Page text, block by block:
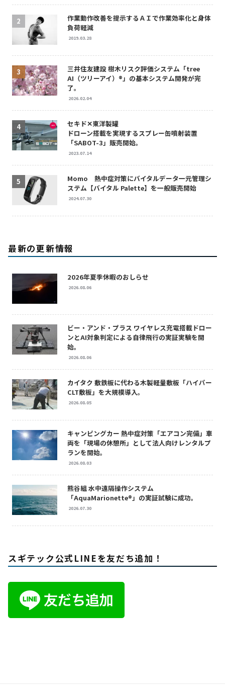
作業動作改善を提示するＡＩで作業効率化と身体
負荷軽減
2019.03.28
三井住友建設 樹木リスク評価システム「tree
AI（ツリーアイ）®」の基本システム開発が完
了。
2026.02.04
セキド✕東洋製罐
ドローン搭載を実現するスプレー缶噴射装置
「SABOT-3」販売開始。
2023.07.14
Momo 熱中症対策にバイタルデータ一元管理シ
ステム【バイタル Palette】を一般販売開始
2024.07.30
最新の更新情報
2026年夏季休暇のおしらせ
2026.08.06
ビー・アンド・プラス ワイヤレス充電搭載ドロー
ンとAI対象判定による自律飛行の実証実験を開
始。
2026.08.06
カイタク 敷鉄板に代わる木製軽量敷板「ハイパー
CLT敷板」を大規模導入。
2026.08.05
キャンピングカー 熱中症対策「エアコン完備」車
両を「現場の休憩所」として法人向けレンタルプ
ランを開始。
2026.08.03
熊谷組 水中遠隔操作システム
「AquaMarionette®」の実証試験に成功。
2026.07.30
スギテック公式LINEを友だち追加！